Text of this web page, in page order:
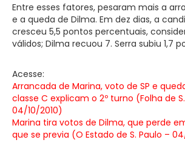
Entre esses fatores, pesaram mais a
e a queda de Dilma. Em dez dias, a
cresceu 5,5 pontos percentuais,
válidos; Dilma recuou 7. Serra subiu 1,7
Acesse:
Arrancada de Marina, voto de SP e
classe C explicam o 2º turno (Folha de
04/10/2010)
Marina tira votos de Dilma, que perde
que se previa (O Estado de S. Paulo –